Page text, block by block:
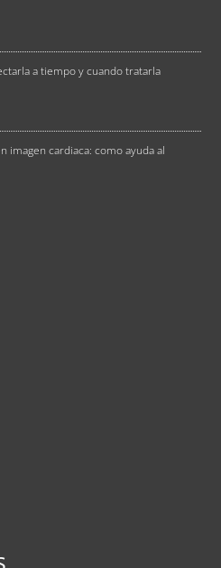
a tiempo y cuando tratarla
imagen cardiaca: como ayuda al